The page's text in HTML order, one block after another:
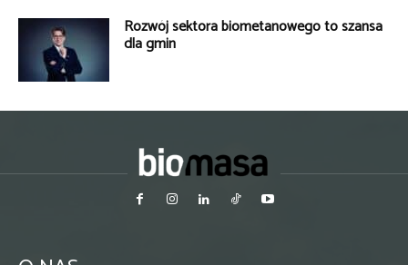
Rozwój sektora biometanowego to szansa
dla gmin